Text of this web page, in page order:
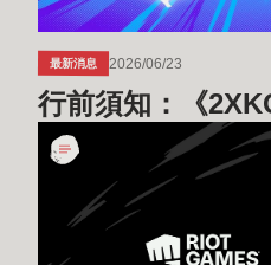
最新消息 2026/06/23
行前須知：《
與
KICK